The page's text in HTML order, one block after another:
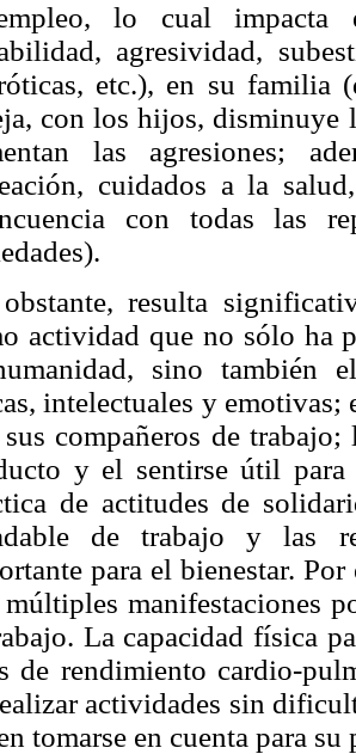
lo cual
agresividad,
etc.), en su familia
con los hijos, disminuye
las agresiones;
cuidados a la
con todas las
resulta
actividad que no sólo ha
sino también
intelectuales y emotivas;
compañeros de
y el sentirse útil
de actitudes de
de trabajo y las
para el bienestar.
múltiples manifestaciones
La capacidad física
de rendimiento cardio-
actividades sin
tomarse en cuenta para